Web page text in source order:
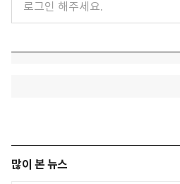
많이 본 뉴스